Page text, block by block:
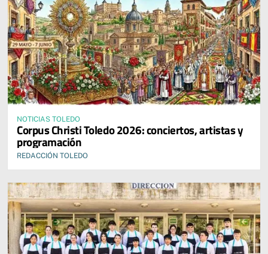
NOTICIAS TOLEDO
Corpus Christi Toledo 2026: conciertos, artistas y
programación
REDACCIÓN TOLEDO